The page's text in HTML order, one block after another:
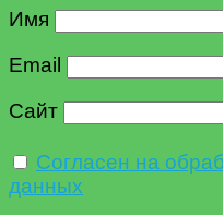
Имя
Email
Сайт
Согласен на
данных